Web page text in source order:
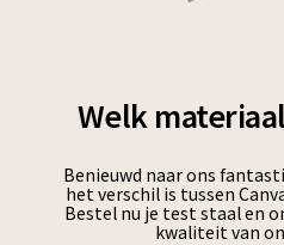
Welk
Benieuwd naar ons
het verschil is tussen
Bestel nu je test staal en
kwaliteit van